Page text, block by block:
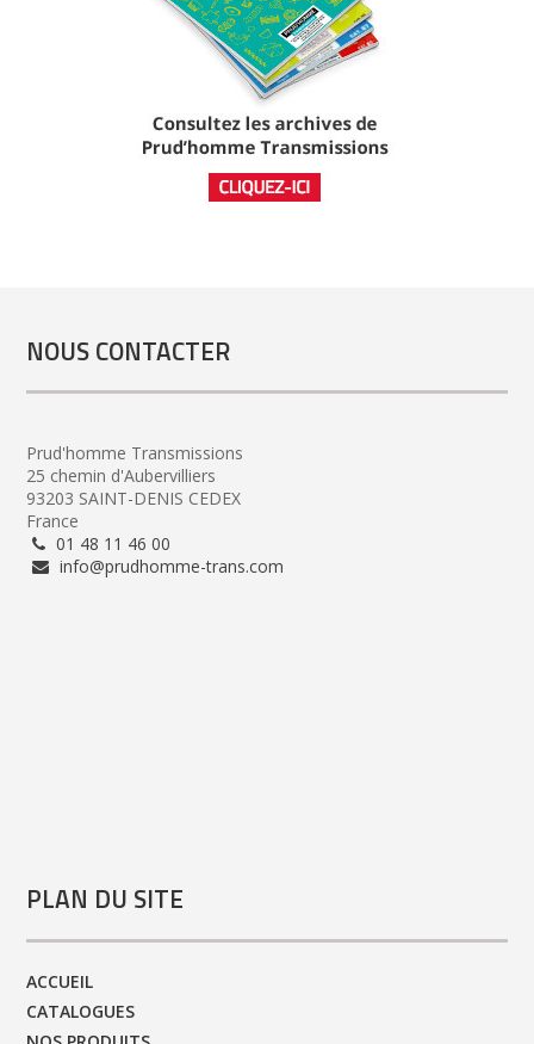
NOUS CONTACTER
Prud'homme Transmissions
25 chemin d'Aubervilliers
93203 SAINT-DENIS CEDEX
France
01 48 11 46 00
info@prudhomme-trans.com
PLAN DU SITE
ACCUEIL
CATALOGUES